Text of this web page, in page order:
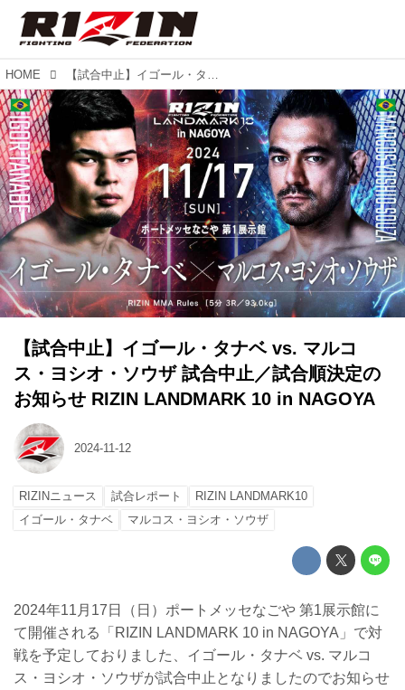
HOME 【試合中止】イゴール・タナベ vs. マルコス・ヨシオ・ソウザ 試合中止／試合順決定のお知らせ RIZIN LANDMARK 10 in NAGOYA
【試合中止】イゴール・タナベ vs. マルコ
ス・ヨシオ・ソウザ 試合中止／試合順決定の
お知らせ RIZIN LANDMARK 10 in NAGOYA
2024-11-12
RIZINニュース 試合レポート
RIZIN LANDMARK10
イゴール・タナベ
マルコス・ヨシオ・ソウザ
2024年11月17日（日）ポートメッセなごや 第1展示館に
て開催される「RIZIN LANDMARK 10 in NAGOYA」で対
戦を予定しておりました、イゴール・タナベ vs. マルコ
ス・ヨシオ・ソウザが試合中止となりましたのでお知らせ